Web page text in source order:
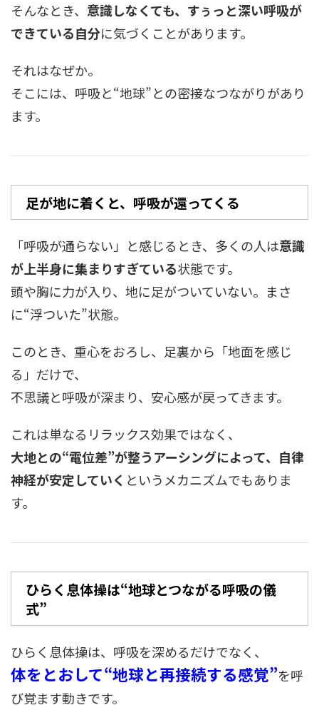
そんなとき、 意識しなくても、すぅっと深い呼吸が
できている自分に気づくことがあります。
それはなぜか。
そこには、呼吸と“地球”との密接なつながりがあり
ます。
足が地に着くと、呼吸が還ってくる
「呼吸が通らない」と感じるとき、多くの人は意識
が上半身に集まりすぎている状態です。
頭や胸に力が入り、地に足がついていない。まさ
に“浮ついた”状態。
このとき、重心をおろし、足裏から「地面を感じ
る」だけで、
不思議と呼吸が深まり、安心感が戻ってきます。
これは単なるリラックス効果ではなく、
大地との“電位差”が整うアーシングによって、自律
神経が安定していく というメカニズムでもありま
す。
ひらく息体操は“地球とつながる呼吸の儀
式”
ひらく息体操は、呼吸を深めるだけでなく、
体をとおして“地球と再接続する感覚”を呼
び覚ます動きです。